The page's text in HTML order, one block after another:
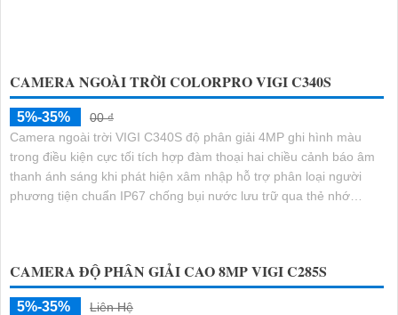
CAMERA NGOÀI TRỜI COLORPRO VIGI C340S
5%-35%
00 ₫
Camera ngoài trời VIGI C340S độ phân giải 4MP ghi hình màu
trong điều kiện cực tối tích hợp đàm thoại hai chiều cảnh báo âm
thanh ánh sáng khi phát hiện xâm nhập hỗ trợ phân loại người
phương tiện chuẩn IP67 chống bụi nước lưu trữ qua thẻ nhớ
CAMERA ĐỘ PHÂN GIẢI CAO 8MP VIGI C285S
5%-35%
Liên Hệ